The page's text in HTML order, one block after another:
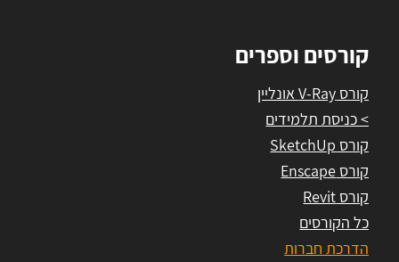
קורסים וספרים
קורס V-Ray אונליין
> כניסת תלמידים
קורס SketchUp
קורס Enscape
קורס Revit
כל הקורסים
הדרכת חברות